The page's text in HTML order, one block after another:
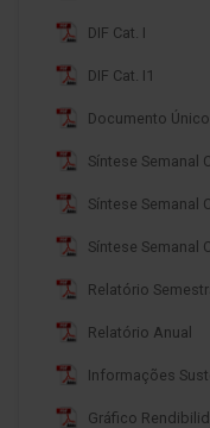
DIF Cat. I
DIF Cat. I1
Documento Único
Síntese Semanal
Síntese Semanal
Síntese Semanal
Relatório
Relatório Anual
Informações
Gráfico